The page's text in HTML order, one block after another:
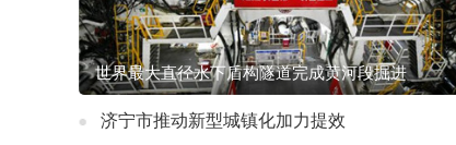
世界最大直径水下盾构隧道完成黄河段掘进
济宁市推动新型城镇化加力提效